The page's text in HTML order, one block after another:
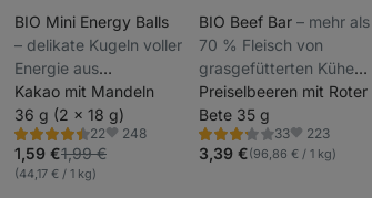
Wochenaktion
BIO Mini Energy Balls
⁠–⁠ delikate Kugeln voller
Energie aus
Bio‑Zutaten, ohne
künstliche Aromen
Kakao mit Mandeln
36 g (2 x 18 g)
22
Bewertung
4.5/5,
22
Rezensionen
Favoriten
248
1,59 €1,99 €
(44,17 € / 1 kg)
BIO Beef Bar ⁠–⁠ mehr als
70 % Fleisch von
grasgefütterten Kühen,
rein biologische
Zutaten, ohne GVO,
Glutamat und
Zuckerzusatz
Preiselbeeren mit Roter
Bete 35 g
33
Bewertung
3.1/5,
33
Favoriten
223
3,39 €(96,86 € / 1 kg)